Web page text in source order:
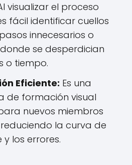
visualizar el proceso
fácil identificar cuellos
innecesarios o
se desperdician
o tiempo.
Eficiente: Es una
de formación visual
nuevos miembros
la curva de
los errores.